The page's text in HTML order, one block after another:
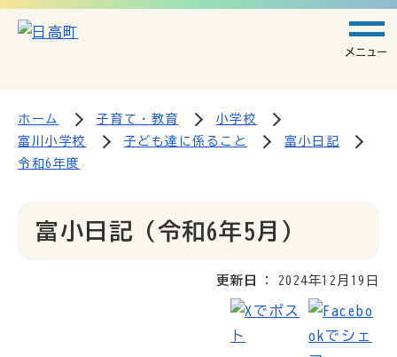
メニュー
ホーム 子育て・教育
小学校
富川小学校
子ども達に係ること
富小日記
令和6年度
富小日記（令和6年5月）
更新日 2024年12月19日